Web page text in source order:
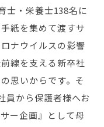
士・栄養士138名に
紙を集めて渡すサ
ナウイルスの影響
線を支える新卒社
思いからです。そ
員から保護者様へお
ー企画』として母